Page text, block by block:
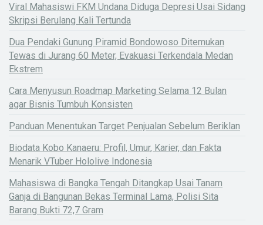
Viral Mahasiswi FKM Undana Diduga Depresi Usai Sidang
Skripsi Berulang Kali Tertunda
Dua Pendaki Gunung Piramid Bondowoso Ditemukan
Tewas di Jurang 60 Meter, Evakuasi Terkendala Medan
Ekstrem
Cara Menyusun Roadmap Marketing Selama 12 Bulan
agar Bisnis Tumbuh Konsisten
Panduan Menentukan Target Penjualan Sebelum Beriklan
Biodata Kobo Kanaeru: Profil, Umur, Karier, dan Fakta
Menarik VTuber Hololive Indonesia
Mahasiswa di Bangka Tengah Ditangkap Usai Tanam
Ganja di Bangunan Bekas Terminal Lama, Polisi Sita
Barang Bukti 72,7 Gram